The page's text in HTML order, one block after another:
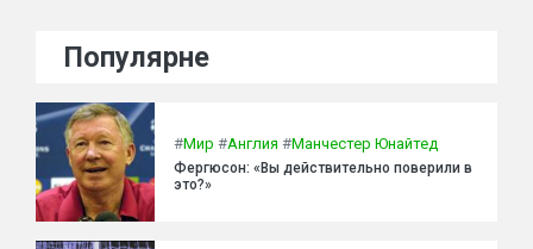
Популярне
#Мир #Англия #Манчестер Юнайтед
Фергюсон: «Вы действительно поверили в
это?»